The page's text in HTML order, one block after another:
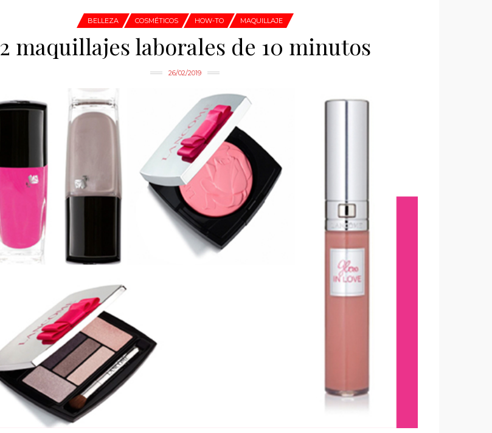
BELLEZA COSMÉTICOS HOW-TO MAQUILLAJE
2 maquillajes laborales de 10 minutos
26/02/2019